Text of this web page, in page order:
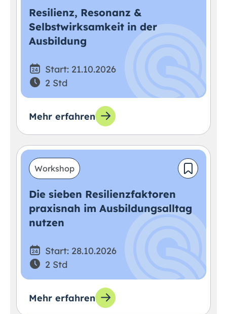
Resilienz, Resonanz &
Selbstwirksamkeit in der
Ausbildung
Start: 21.10.2026
2 Std
Mehr erfahren
Workshop
Die sieben Resilienzfaktoren
praxisnah im Ausbildungsalltag
nutzen
Start: 28.10.2026
2 Std
Mehr erfahren